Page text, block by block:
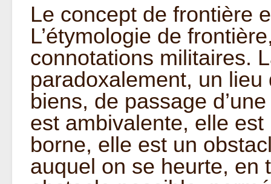
Le concept de frontière
L’étymologie de
connotations militaires.
paradoxalement, un lieu
biens, de passage
est ambivalente, elle
borne, elle est un
auquel on se heurte, en